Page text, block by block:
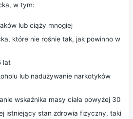
w tym:
lub ciąży mnogiej
które nie rośnie tak, jak powinno w
lat
lub nadużywanie narkotyków
wskaźnika masy ciała powyżej 30
istniejący stan zdrowia fizyczny, taki